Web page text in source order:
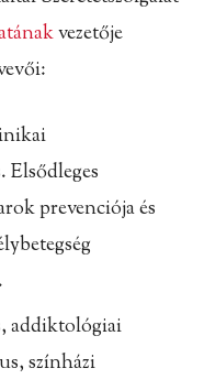
vezetője
prevenciója és
addiktológiai
színházi